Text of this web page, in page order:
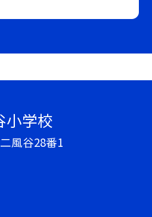
小学校
風谷28番1